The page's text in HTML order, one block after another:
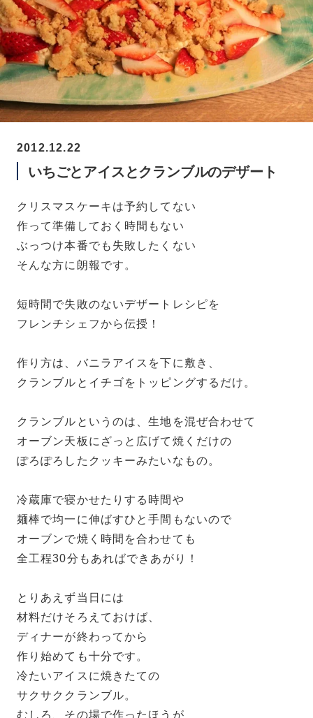
2012.12.22
いちごとアイスとクランブルのデザート
クリスマスケーキは予約してない
作って準備しておく時間もない
ぶっつけ本番でも失敗したくない
そんな方に朗報です。
短時間で失敗のないデザートレシピを
フレンチシェフから伝授！
作り方は、バニラアイスを下に敷き、
クランブルとイチゴをトッピングするだけ。
クランブルというのは、生地を混ぜ合わせて
オーブン天板にざっと広げて焼くだけの
ぽろぽろしたクッキーみたいなもの。
冷蔵庫で寝かせたりする時間や
麺棒で均一に伸ばすひと手間もないので
オーブンで焼く時間を合わせても
全工程30分もあればできあがり！
とりあえず当日には
材料だけそろえておけば、
ディナーが終わってから
作り始めても十分です。
冷たいアイスに焼きたての
サクサククランブル。
むしろ、その場で作ったほうが